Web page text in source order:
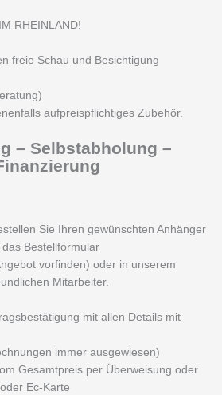
RHEINLAND!
freie Schau und Besichtigung
aufpreispflichtiges Zubehör.
– Selbstabholung –
Sie Ihren gewünschten Anhänger
Bestellformular
vorfinden) oder in unserem
Mitarbeiter.
mit allen Details mit
immer ausgewiesen)
Gesamtpreis per Überweisung oder
Ec-Karte